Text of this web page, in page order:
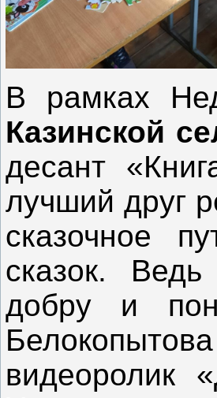
В рамках
Казинской
десант
лучший друг
сказочное
сказок. Ведь
добру и
видеоролик